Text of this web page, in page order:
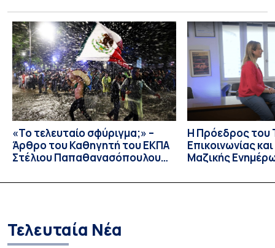
Πανεπιστημίου Αθηνών, Σπυριδούλα Βαρλοκώστα,
παρουσίασε το LexiGram, ένα καινοτόμο, σταθμισμένο
εργαλείο αξιολόγησης των λεξικών και γραμματικών
διαταραχών σε ελληνόφωνους ασθενείς με αφασία. Η
αφασία είναι επίκτητη γλωσσική […]
«Το τελευταίο σφύριγμα;» –
Άρθρο του Καθηγητή του ΕΚΠΑ
Στέλιου Παπαθανασόπουλου
Η Πρόεδρος του
Επικοινωνίας
Μαζικής
Καθηγήτρια
Τελευταία Νέα